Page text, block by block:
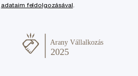
adataim feldolgozásával